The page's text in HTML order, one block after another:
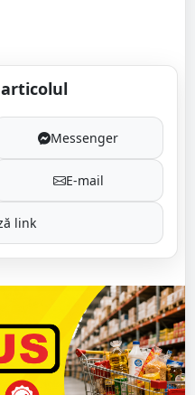
Messenger
E-mail
link